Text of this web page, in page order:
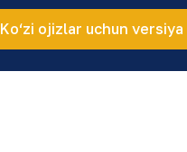
Ko‘zi ojizlar uchun versiya